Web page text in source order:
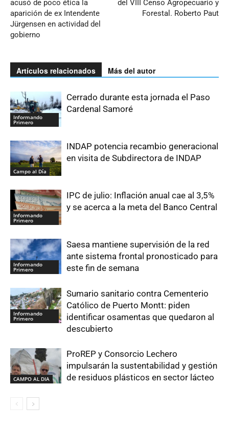
acusó de poco ética la
aparición de ex Intendente
Jürgensen en actividad del
gobierno
del VIII Censo Agropecuario y
Forestal. Roberto Paut
Artículos relacionados Más del autor
Informando
Primero
Cerrado durante esta jornada el Paso
Cardenal Samoré
Campo al Día
INDAP potencia recambio generacional
en visita de Subdirectora de INDAP
Informando
Primero
IPC de julio: Inflación anual cae al 3,5%
y se acerca a la meta del Banco Central
Informando
Primero
Saesa mantiene supervisión de la red
ante sistema frontal pronosticado para
este fin de semana
Informando
Primero
Sumario sanitario contra Cementerio
Católico de Puerto Montt: piden
identificar osamentas que quedaron al
descubierto
CAMPO AL DIA
ProREP y Consorcio Lechero
impulsarán la sustentabilidad y gestión
de residuos plásticos en sector lácteo